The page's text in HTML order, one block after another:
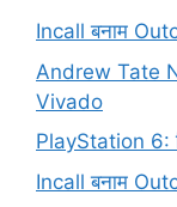
Incall बनाम
Andrew Tate
Vivado
PlayStation 6:
Incall बनाम